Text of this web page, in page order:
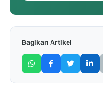
Bagikan Artikel